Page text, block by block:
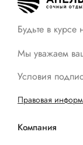
Будьте в
Мы уважаем
Условия
Правовая
Компания